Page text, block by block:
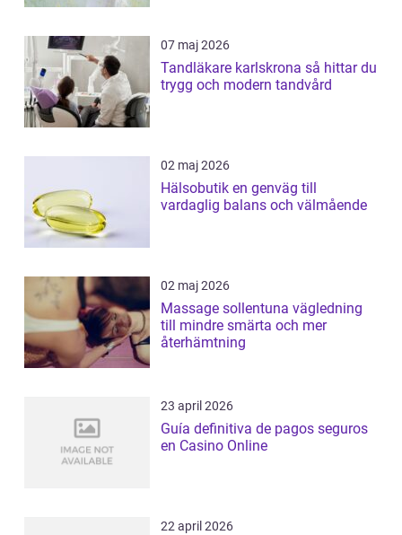
07 maj 2026
Tandläkare karlskrona så hittar du
trygg och modern tandvård
02 maj 2026
Hälsobutik en genväg till
vardaglig balans och välmående
02 maj 2026
Massage sollentuna vägledning
till mindre smärta och mer
återhämtning
23 april 2026
Guía definitiva de pagos seguros
en Casino Online
22 april 2026